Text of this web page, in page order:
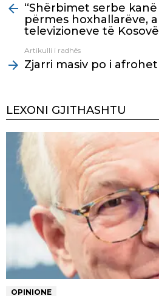
more“Shërbimet serbe
përmes hoxhallarëve,
televizioneve të
Artikulli i radhës
Zjarri masiv po i
LEXONI GJITHASHTU
OPINIONE